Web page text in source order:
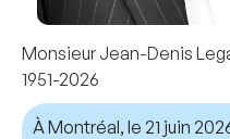
Monsieur Jean-Denis
1951-2026
À Montréal, le 21 juin